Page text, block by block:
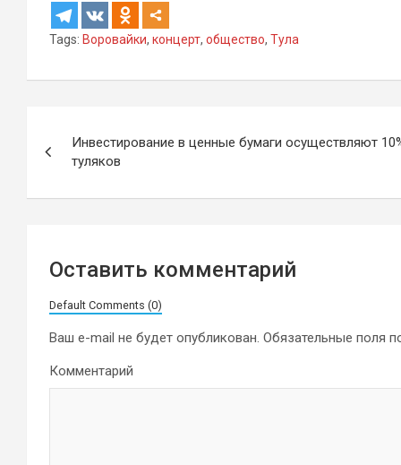
Tags: Воровайки, концерт, общество, Тула
по
записям
Инвестирование в ценные бумаги осуществляют
туляков
Оставить комментарий
Default Comments (0)
Ваш e-mail не будет опубликован. Обязательные поля
Комментарий